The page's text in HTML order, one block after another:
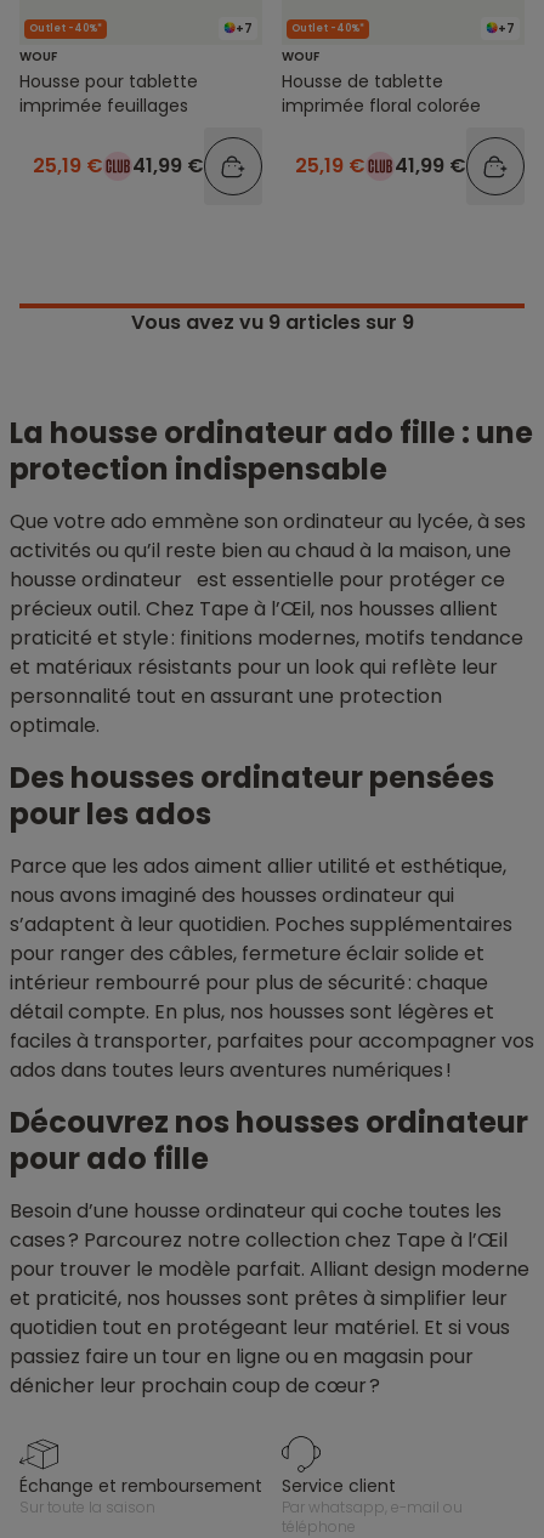
+7
Outlet -40%*
WOUF
Housse pour tablette
imprimée feuillages
25,19 € 41,99 €
+7
Outlet -40%*
WOUF
Housse de tablette
imprimée floral colorée
25,19 € 41,99 €
Vous avez vu 9articles sur 9
La housse ordinateur ado fille : une
protection indispensable
Que votre ado emmène son ordinateur au lycée, à ses
activités ou qu’il reste bien au chaud à la maison, une
housse ordinateur est essentielle pour protéger ce
précieux outil. Chez Tape à l’Œil, nos housses allient
praticité et style : finitions modernes, motifs tendance
et matériaux résistants pour un look qui reflète leur
personnalité tout en assurant une protection
optimale.
Des housses ordinateur pensées
pour les ados
Parce que les ados aiment allier utilité et esthétique,
nous avons imaginé des housses ordinateur qui
s’adaptent à leur quotidien. Poches supplémentaires
pour ranger des câbles, fermeture éclair solide et
intérieur rembourré pour plus de sécurité : chaque
détail compte. En plus, nos housses sont légères et
faciles à transporter, parfaites pour accompagner vos
ados dans toutes leurs aventures numériques !
Découvrez nos housses ordinateur
pour ado fille
Besoin d’une housse ordinateur qui coche toutes les
cases ? Parcourez notre collection chez Tape à l’Œil
pour trouver le modèle parfait. Alliant design moderne
et praticité, nos housses sont prêtes à simplifier leur
quotidien tout en protégeant leur matériel. Et si vous
passiez faire un tour en ligne ou en magasin pour
dénicher leur prochain coup de cœur ?
échange et remboursement
sur toute la saison
service client
par whatsapp, e-mail ou
téléphone